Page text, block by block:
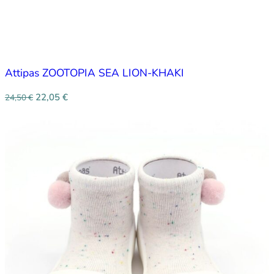
Attipas ZOOTOPIA SEA LION-KHAKI
24,50€ 22,05 €